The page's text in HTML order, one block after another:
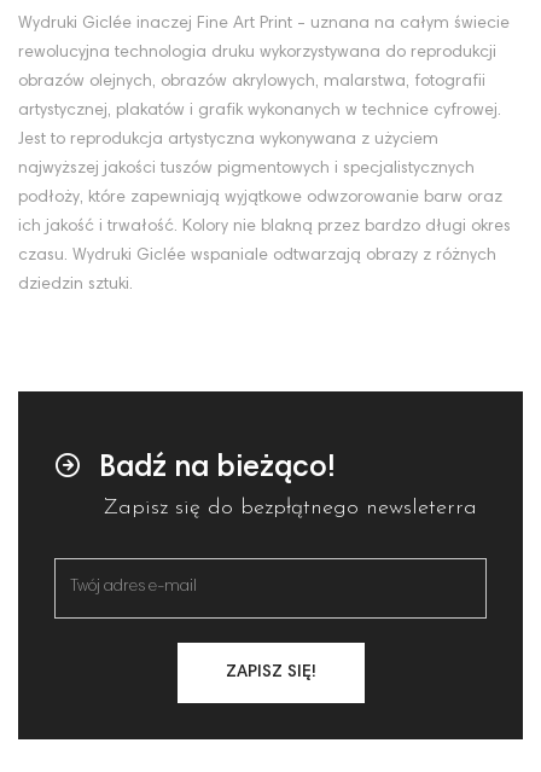
Wydruki Giclée inaczej Fine Art Print - uznana na całym świecie
rewolucyjna technologia druku wykorzystywana do reprodukcji
obrazów olejnych, obrazów akrylowych, malarstwa, fotografii
artystycznej, plakatów i grafik wykonanych w technice cyfrowej.
Jest to reprodukcja artystyczna wykonywana z użyciem
najwyższej jakości tuszów pigmentowych i specjalistycznych
podłoży, które zapewniają wyjątkowe odwzorowanie barw oraz
ich jakość i trwałość. Kolory nie blakną przez bardzo długi okres
czasu. Wydruki Giclée wspaniale odtwarzają obrazy z różnych
dziedzin sztuki.
Badź na bieżąco!
Zapisz się do bezpłątnego newsleterra
ZAPISZ SIĘ!